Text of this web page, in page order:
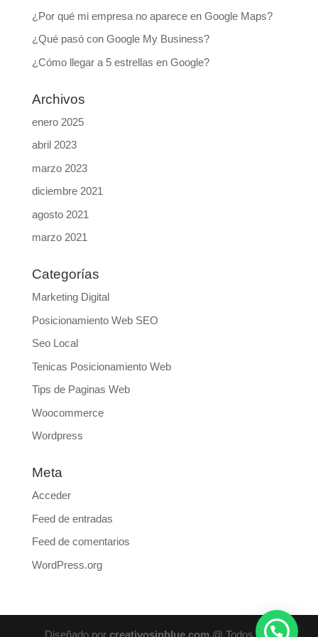
¿Por qué mi empresa no aparece en Google Maps?
¿Qué pasó con Google My Business?
¿Cómo llegar a 5 estrellas en Google?
Archivos
enero 2025
abril 2023
marzo 2023
diciembre 2021
agosto 2021
marzo 2021
Categorías
Marketing Digital
Posicionamiento Web SEO
Seo Local
Tenicas Posicionamiento Web
Tips de Paginas Web
Woocommerce
Wordpress
Meta
Acceder
Feed de entradas
Feed de comentarios
WordPress.org
Diseñado por creativosinblue.com@ Todos Los